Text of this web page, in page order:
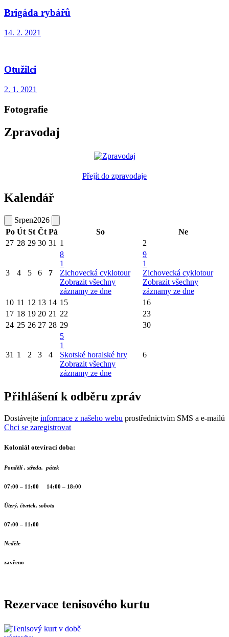
Brigáda rybářů
14. 2. 2021
Otužilci
2. 1. 2021
Fotografie
Zpravodaj
Přejít do zpravodaje
Kalendář
Srpen2026
Po Út St Čt Pá So
Ne
27 28 29 30 31 1 2
3 4 5 6 7
8
1
Zichovecká cyklotour
Zobrazit všechny
záznamy ze dne
9
1
Zichovecká cyklotour
Zobrazit všechny
záznamy ze dne
10 11 12 13 14 15
16
17 18 19 20 21 22
23
24 25 26 27 28 29 30
31 1 2 3 4
5
1
Skotské horalské hry
Zobrazit všechny
záznamy ze dne
6
Přihlášení k odběru zpráv
Dostávejte informace z našeho webu prostřednictvím SMS a e-mailů
Chci se zaregistrovat
Koloniál otevírací doba:
Pondělí , středa, pátek
07:00 – 11:00 14:00 – 18:00
Úterý, čtvrtek, sobota
07:00 – 11:00
Neděle
zavřeno
Rezervace tenisového kurtu